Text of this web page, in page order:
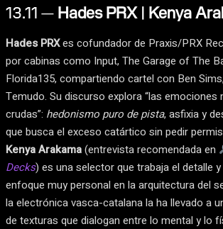
13.11 — Hades PRX | Kenya
Hades PRXes cofundador de Praxis/PRX
por cabinas como Input, The Garage of The
Florida135, compartiendo cartel con Ben
Temudo. Su discurso explora “las emociones
crudas”: hedonismo puro de pista, asfixia y
que busca el exceso catártico sin pedir
Kenya Arakama(entrevista recomendada en
Decks) es una selector que trabaja el detalle
enfoque muy personal en la arquitectura del
la electrónica vasca-catalana la ha llevado a
de texturas que dialogan entre lo mental y lo